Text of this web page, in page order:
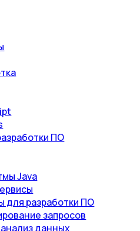
ПО
Java
для разработки ПО
запросов
данных